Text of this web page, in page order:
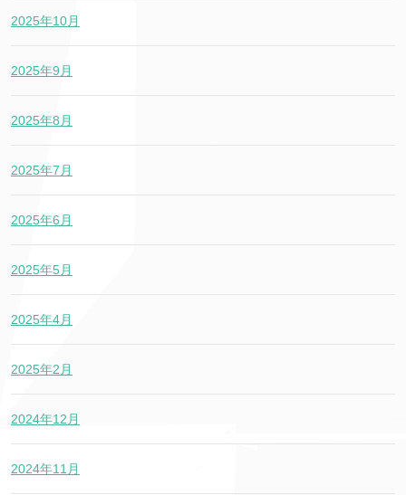
2025年10月
2025年9月
2025年8月
2025年7月
2025年6月
2025年5月
2025年4月
2025年2月
2024年12月
2024年11月